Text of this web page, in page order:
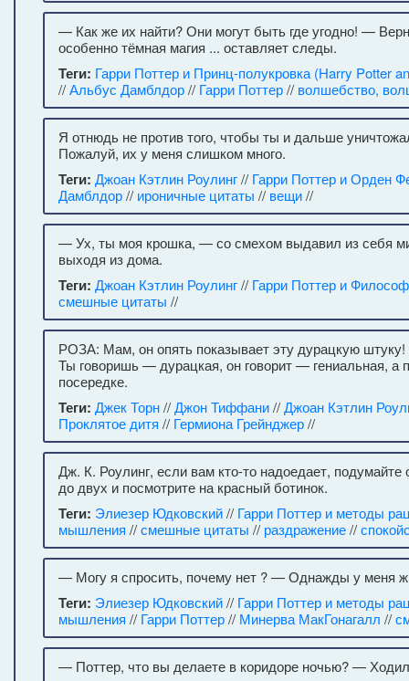
— Как же их найти? Они могут быть где угодно! —
особенно тёмная магия ... оставляет следы.
Теги: Гарри Поттер и Принц-полукровка (Harry Potter
//Альбус Дамблдор// Гарри Поттер// волшебство,
Я отнюдь не против того, чтобы ты и дальше
Пожалуй, их у меня слишком много.
Теги: Джоан Кэтлин Роулинг// Гарри Поттер и Орден
Дамблдор// ироничные цитаты // вещи//
— Ух, ты моя крошка, — со смехом выдавил из себя
выходя из дома.
Теги: Джоан Кэтлин Роулинг// Гарри Поттер и
смешные цитаты //
РОЗА: Мам, он опять показывает эту дурацкую
Ты говоришь — дурацкая, он говорит — гениальная, а
посередке.
Теги: Джек Торн//Джон Тиффани//Джоан Кэтлин
Проклятое дитя // Гермиона Грейнджер//
Дж. К. Роулинг, если вам кто-то надоедает, подумайте
до двух и посмотрите на красный ботинок.
Теги: Элиезер Юдковский// Гарри Поттер и методы
мышления //смешные цитаты // раздражение//
— Могу я спросить, почему нет ? — Однажды у меня
Теги: Элиезер Юдковский// Гарри Поттер и методы
мышления // Гарри Поттер// Минерва МакГонагалл //
— Поттер, что вы делаете в коридоре ночью? —